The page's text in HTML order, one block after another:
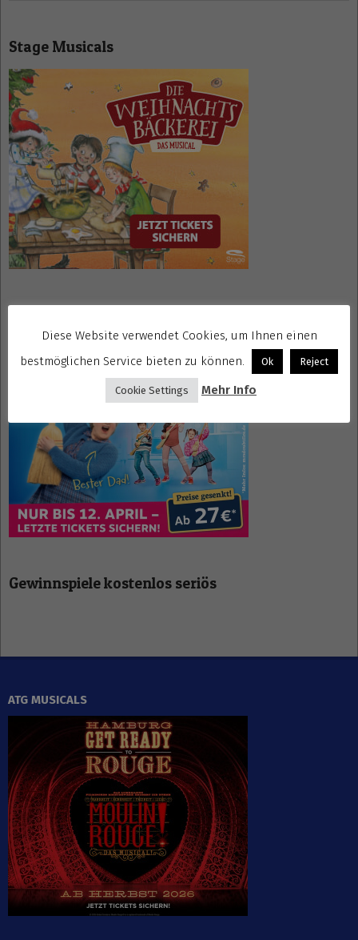
20
Stage Musicals
Gewinnspiele kostenlos seriös
ATG MUSICALS
Diese Website verwendet Cookies, um Ihnen einen
bestmöglichen Service bieten zu können.
Ok Reject
Cookie Settings Mehr Info